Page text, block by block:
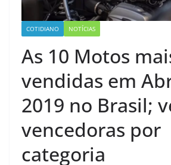
COTIDIANO NOTÍCIAS
As 10 Motos
vendidas em
2019 no Brasil;
vencedoras por
categoria